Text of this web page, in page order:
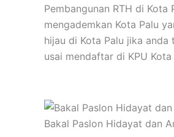
Pembangunan RTH di
mengademkan Kota Palu
hijau di Kota Palu jika
usai mendaftar di KPU
Bakal Paslon Hidayat dan